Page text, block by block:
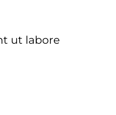
ut labore